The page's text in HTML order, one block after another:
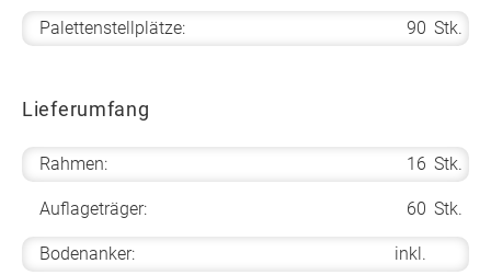
Palettenstellplätze: 90 Stk.
Lieferumfang
Rahmen: 16 Stk.
Auflageträger: 60 Stk.
Bodenanker: inkl.